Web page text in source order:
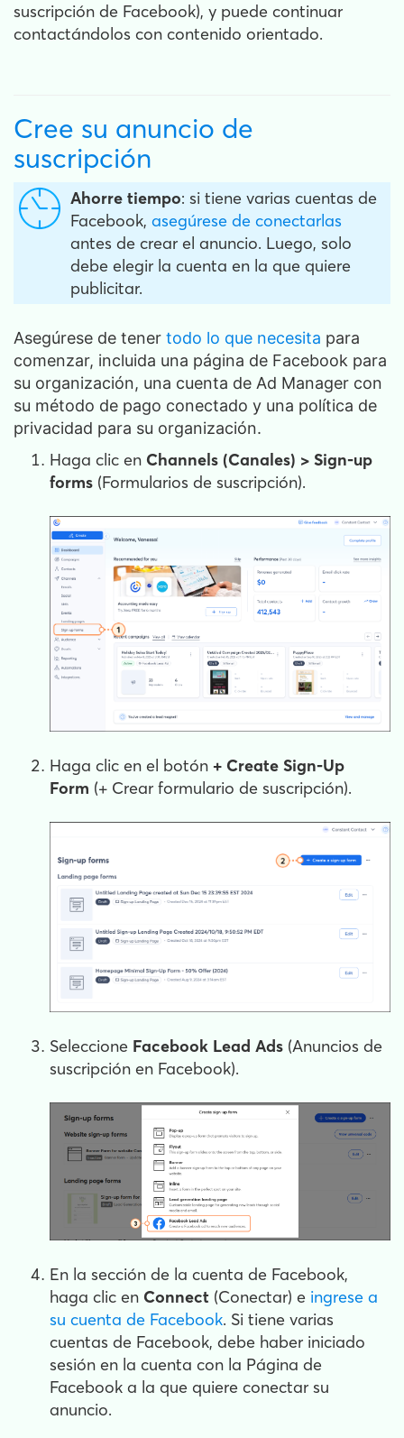
suscripción de Facebook), y puede continuar
contactándolos con contenido orientado.
Cree su anuncio de
suscripción
Ahorre tiempo: si tiene varias cuentas de
Facebook, asegúrese de conectarlas
antes de crear el anuncio. Luego, solo
debe elegir la cuenta en la que quiere
publicitar.
Asegúrese de tener todo lo que necesita para
comenzar, incluida una página de Facebook para
su organización, una cuenta de Ad Manager con
su método de pago conectado y una política de
privacidad para su organización.
Haga clic en Channels (Canales) > Sign-up
forms (Formularios de suscripción).
Haga clic en el botón + Create Sign-Up
Form (+ Crear formulario de suscripción).
Seleccione Facebook Lead Ads (Anuncios de
suscripción en Facebook).
En la sección de la cuenta de Facebook,
haga clic en Connect (Conectar) e ingrese a
su cuenta de Facebook. Si tiene varias
cuentas de Facebook, debe haber iniciado
sesión en la cuenta con la Página de
Facebook a la que quiere conectar su
anuncio.